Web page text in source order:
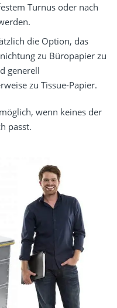
Turnus oder nach
die Option, das
zu Büropapier zu
generell
zu Tissue-Papier.
wenn keines der
passt.